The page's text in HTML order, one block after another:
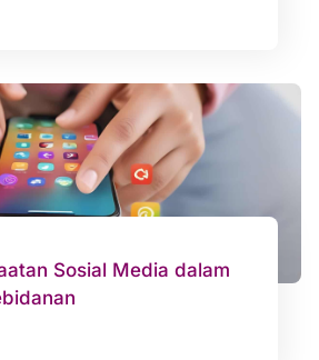
Sosial Media dalam